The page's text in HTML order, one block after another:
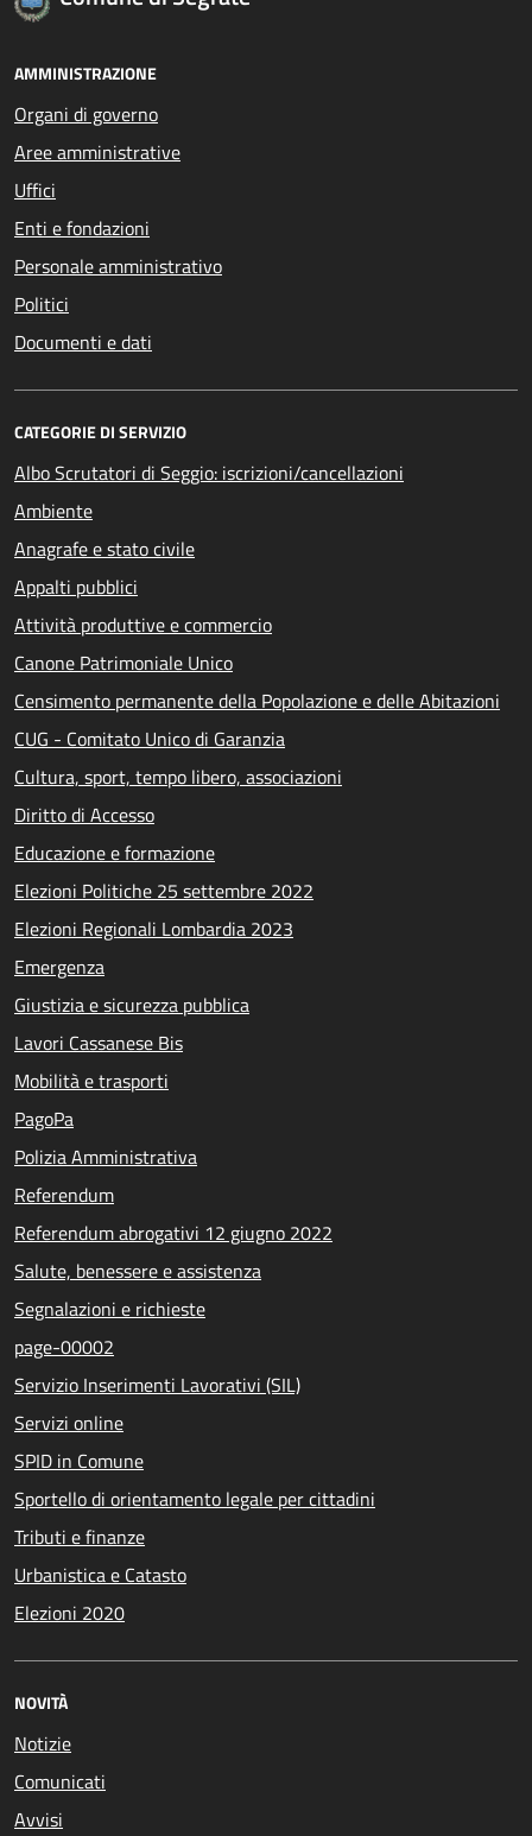
AMMINISTRAZIONE
Organi di governo
Aree amministrative
Uffici
Enti e fondazioni
Personale amministrativo
Politici
Documenti e dati
CATEGORIE DI SERVIZIO
Albo Scrutatori di Seggio: iscrizioni/cancellazioni
Ambiente
Anagrafe e stato civile
Appalti pubblici
Attività produttive e commercio
Canone Patrimoniale Unico
Censimento permanente della Popolazione e delle Abitazioni
CUG - Comitato Unico di Garanzia
Cultura, sport, tempo libero, associazioni
Diritto di Accesso
Educazione e formazione
Elezioni Politiche 25 settembre 2022
Elezioni Regionali Lombardia 2023
Emergenza
Giustizia e sicurezza pubblica
Lavori Cassanese Bis
Mobilità e trasporti
PagoPa
Polizia Amministrativa
Referendum
Referendum abrogativi 12 giugno 2022
Salute, benessere e assistenza
Segnalazioni e richieste
page-00002
Servizio Inserimenti Lavorativi (SIL)
Servizi online
SPID in Comune
Sportello di orientamento legale per cittadini
Tributi e finanze
Urbanistica e Catasto
Elezioni 2020
NOVITÀ
Notizie
Comunicati
Avvisi